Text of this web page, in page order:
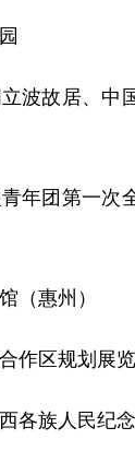
故居、中
团第一次
惠州）
区规划展
族人民纪